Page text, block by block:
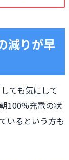
減りが早
ても気にして
100%充電の状
いるという方も